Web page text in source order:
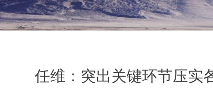
任维：突出关键环节压实